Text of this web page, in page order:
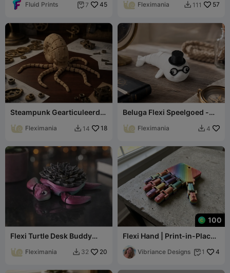
Dier | Fidgetspeelgoed
Fluid Prints  7 45 Fleximania  111 57
Steampunk Gearticuleerd
Fleximania  14 18
Beluga Flexi Speelgoed -
Fleximania  4
Flexi Turtle Desk Buddy
Fleximania  32 20
100
Flexi Hand | Print-in-Place
Gelede Fidgetspeelgoed
Vibriance Designs  1 4